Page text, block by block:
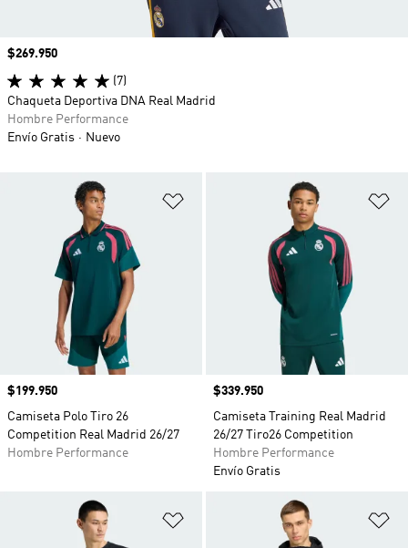
Añadir a la lista de deseos
Precio
$199.950
Camiseta Polo Tiro 26
Competition Real Madrid 26/27
Hombre Performance
Precio
$339.950
Camiseta Training Real Madrid
26/27 Tiro26 Competition
Hombre Performance
Envío Gratis
Añadir a la lista de deseos
Precio
$269.950
(7)
Chaqueta Deportiva DNA Real Madrid
Hombre Performance
Envío Gratis
Nuevo